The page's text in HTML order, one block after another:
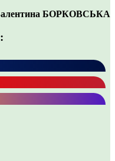
БОРКОВСЬКА